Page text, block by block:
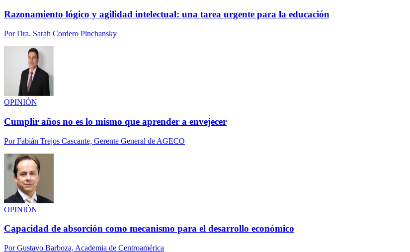
Razonamiento lógico y agilidad intelectual: una tarea urgente para la educación
PorDra. Sarah Cordero Pinchansky
OPINIÓN
Cumplir años no es lo mismo que aprender a envejecer
PorFabián Trejos Cascante, Gerente General de AGECO
OPINIÓN
Capacidad de absorción como mecanismo para el desarrollo económico
PorGustavo Barboza, Academia de Centroamérica